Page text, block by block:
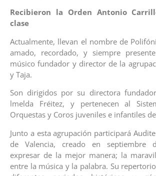
Recibieron la Orden Antonio
clase
Actualmente, llevan el nombre de
amado, recordado, y siempre
músico fundador y director de la
y Taja.
Son dirigidos por su directora
lmelda Fréitez, y pertenecen al
Orquestas y Coros juveniles e infantiles
Junto a esta agrupación participará
de Valencia, creado en septiembre
expresar de la mejor manera; la
entre la música y la palabra. Su